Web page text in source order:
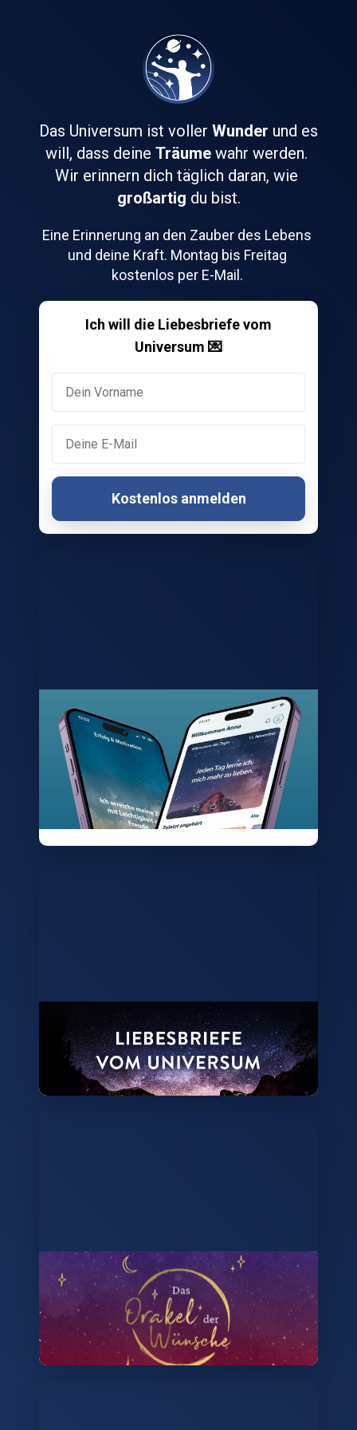
Das Universum ist voller Wunder und es
will, dass deine Träume wahr werden.
großartig du bist.
﻿Eine Erinnerung an den Zauber des Lebens
und deine Kraft. Montag bis Freitag
kostenlos per E-Mail.
Ich will die Liebesbriefe vom
Universum 💌
Kostenlos anmelden
Entdecke die Kraft deiner Gedanken
🔥
Befreie dich von blockierenden
Glaubenssätze und öffne dein
Unterbewusstsein für die Kraft positiver
Gedanken mit unserer neuen App. 📲
Das Universum glaubt an dich 💫
Erfahre mehr über die Geschichte hinter den
täglichen Liebesbriefen vom Universum. 💌
Das Orakel der Wünsche 🔮✨
Du fragst und das Universum antwortet. 70
Karten mit positiven Impulsen vom
Universum warten auf dich. 😍